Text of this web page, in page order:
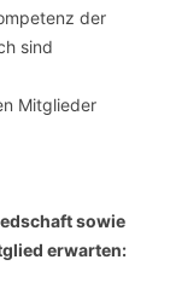
der
sind
Mitglieder
sowie
erwarten: